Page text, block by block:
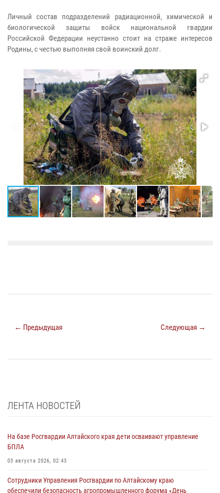
Личный состав подразделений радиационной, химической и
биологической защиты войск национальной гвардии
Российской Федерации неустанно стоит на страже интересов
Родины, с честью выполняя свой воинский долг.
← Предыдущая Следующая →
ЛЕНТА НОВОСТЕЙ
На базе Росгвардии Алтайского края дети осваивают управление
БПЛА
03 августа 2026, 02:43
Сотрудники Управления Росгвардии по Алтайскому краю
обеспечили безопасность агропромышленного форума «День